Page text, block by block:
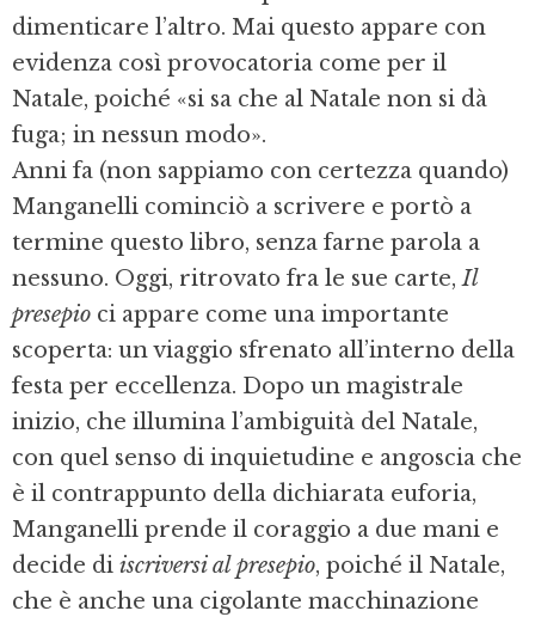
dimenticare l’altro. Mai questo appare con
evidenza così provocatoria come per il
Natale, poiché «si sa che al Natale non si dà
fuga; in nessun modo».
Anni fa (non sappiamo con certezza quando)
Manganelli cominciò a scrivere e portò a
termine questo libro, senza farne parola a
nessuno. Oggi, ritrovato fra le sue carte,Il
presepio ci appare come una importante
scoperta: un viaggio sfrenato all’interno della
festa per eccellenza. Dopo un magistrale
inizio, che illumina l’ambiguità del Natale,
con quel senso di inquietudine e angoscia che
è il contrappunto della dichiarata euforia,
Manganelli prende il coraggio a due mani e
decide di iscriversi al presepio, poiché il Natale,
che è anche una cigolante macchinazione